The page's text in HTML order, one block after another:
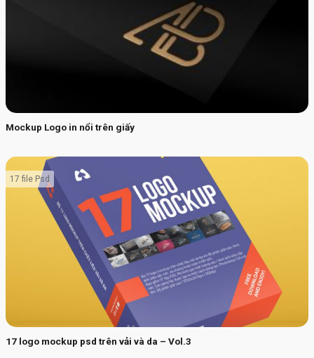
Mockup Logo in nổi trên giấy
17 logo mockup psd trên vải và da – Vol.3
17 file Psd